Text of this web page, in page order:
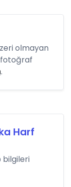
olmayan
fotoğraf
.
Harf
bilgileri